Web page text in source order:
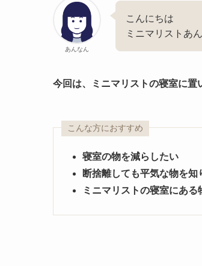
あんなん
こんにちは
ミニマリストあ
今回は、ミニマリストの寝室に置
こんな方におすすめ
寝室の物を減らしたい
断捨離しても平気な物を知
ミニマリストの寝室にある